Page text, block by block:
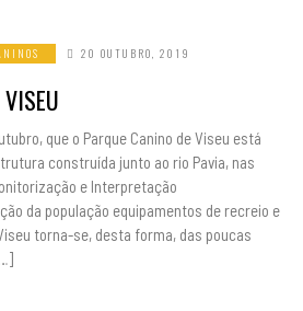
20 OUTUBRO, 2019
que o Parque Canino de Viseu está
construída junto ao rio Pavia, nas
e Interpretação
da população equipamentos de recreio e
torna-se, desta forma, das poucas